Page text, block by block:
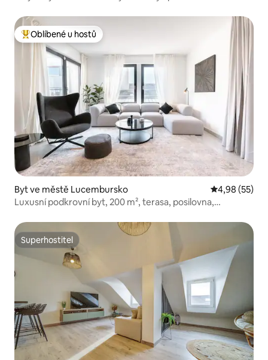
Nejlepší v kategorii Oblíbené u hostů
Oblíbené u hostů
Byt ve městě Lucembursko Průměrné
4,98 (55)
Luxusní podkrovní byt, 200 m², terasa, posilovna,
Superhostitel
Superhostitel